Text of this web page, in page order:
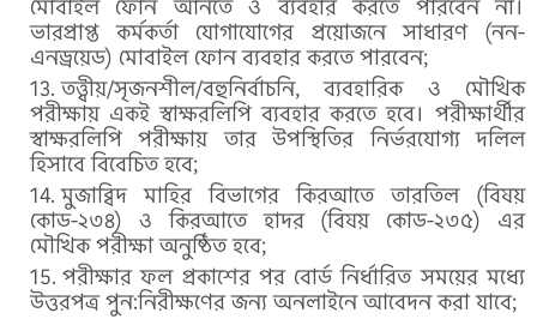
মোবাইল ফোন আনতে ও ব্যবহার করতে পারবেন না।
ভারপ্রাপ্ত কর্মকর্তা যোগাযোগের প্রয়োজনে সাধারণ (নন-
এনড্রয়েড) মোবাইল ফোন ব্যবহার করতে পারবেন;
তত্ত্বীয়/সৃজনশীল/বহুনির্বাচনি, ব্যবহারিক ও মৌখিক
পরীক্ষায় একই স্বাক্ষরলিপি ব্যবহার করতে হবে। পরীক্ষার্থীর
স্বাক্ষরলিপি পরীক্ষায় তার উপস্থিতির নির্ভরযোগ্য দলিল
হিসাবে বিবেচিত হবে;
মুজাব্বিদ মাহির বিভাগের কিরআতে তারতিল (বিষয়
কোড-২৩৪) ও কিরআতে হাদর (বিষয় কোড-২৩৫) এর
মৌখিক পরীক্ষা অনুষ্ঠিত হবে;
পরীক্ষার ফল প্রকাশের পর বোর্ড নির্ধারিত সময়ের মধ্যে
উত্তরপত্র পুন:নিরীক্ষণের জন্য অনলাইনে আবেদন করা যাবে;